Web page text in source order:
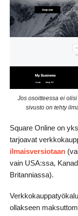
Jos osoitteessa ei
sivusto on tehty
Square Online on
tarjoavat
ilmaisversiotaan
vain USA:ssa,
Britanniassa).
ollakseen